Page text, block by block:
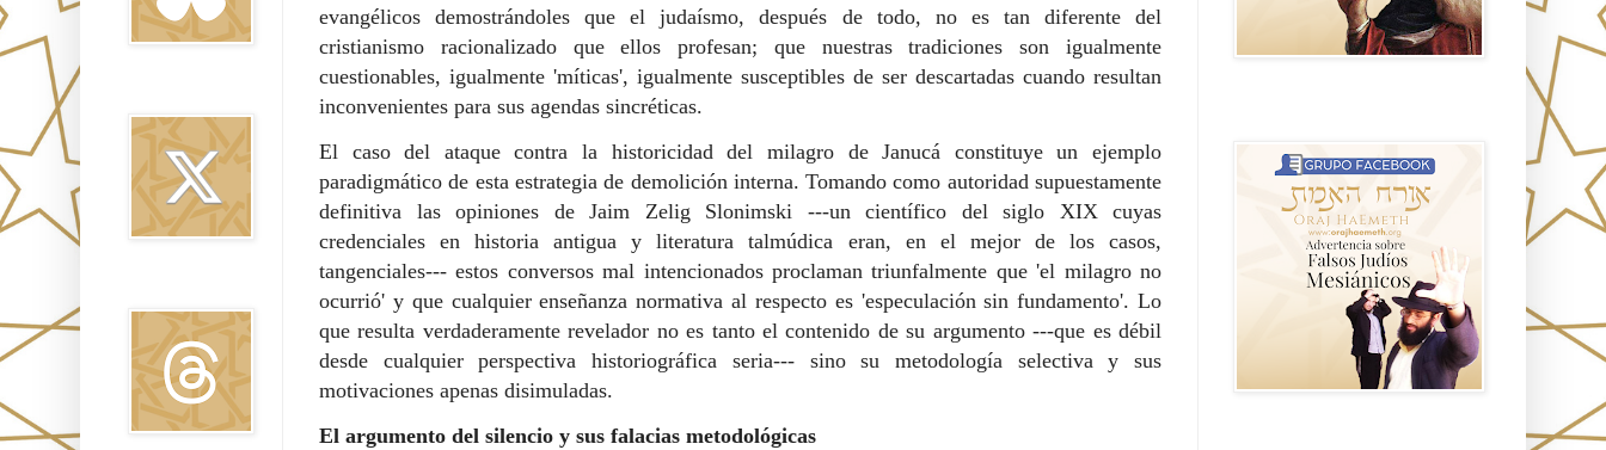
evangélicos demostrándoles que el judaísmo, después de todo, no es tan diferente del
cristianismo racionalizado que ellos profesan; que nuestras tradiciones son igualmente
cuestionables, igualmente 'míticas', igualmente susceptibles de ser descartadas cuando resultan
inconvenientes para sus agendas sincréticas.
El caso del ataque contra la historicidad del milagro de Janucá constituye un ejemplo
paradigmático de esta estrategia de demolición interna. Tomando como autoridad supuestamente
definitiva las opiniones de Jaim Zelig Slonimski ---un científico del siglo XIX cuyas
credenciales en historia antigua y literatura talmúdica eran, en el mejor de los casos,
tangenciales--- estos conversos mal intencionados proclaman triunfalmente que 'el milagro no
ocurrió' y que cualquier enseñanza normativa al respecto es 'especulación sin fundamento'. Lo
que resulta verdaderamente revelador no es tanto el contenido de su argumento ---que es débil
desde cualquier perspectiva historiográfica seria--- sino su metodología selectiva y sus
motivaciones apenas disimuladas.
El argumento del silencio y sus falacias metodológicas